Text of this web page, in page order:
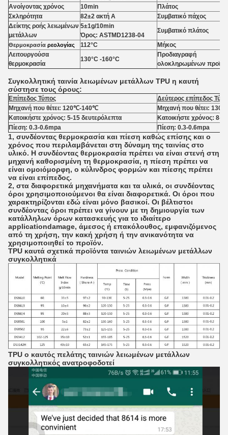
Ανοίγοντας χρόνος
10min
Πλάτος
Σκληρότητα
82±2 ακτή Α
Συμβατικό πάχος
Δείκτης ροής λειωμένων
μετάλλων
5±1g/10min
Όρος: ASTMD1238-04
Συμβατικό πλάτος
Θερμοκρασία ρεολογίας 112°C
Μήκος
Λειτουργούσα
θερμοκρασία
130°C -160°C
Προδιαγραφή
ολοκληρωμένων
Συγκολλητική ταινία λειωμένων μετάλλων TPU η καυτή
σύστησε τους όρους:
Επίπεδος Τύπος
Δεύτερος επίπεδος
Μηχανή που θέτει: 120℃-140℃
Μηχανή που θέτει:
Κατοικήστε χρόνος: 5-15 δευτερόλεπτα
Κατοικήστε χρόνος: 8-
Πίεση: 0.3-0.6mpa
Πίεση: 0.3-0.6mpa
1, συνδέοντας θερμοκρασία και πίεση καθώς επίσης και ο
χρόνος που περιλαμβάνεται στη δύναμη της ταινίας στο
υλικό. Η συνδέοντας θερμοκρασία πρέπει να είναι στενή στη
μηχανή καθορισμένη τη θερμοκρασία, η πίεση πρέπει να
είναι ομοιόμορφη, ο κύλινδρος φορμών και πίεσης πρέπει
να είναι επίπεδος.
2, στα διαφορετικά μηχανήματα και τα υλικά, οι συνδέοντας
όροι χρησιμοποιούμενοι θα είναι διαφορετικά. Οι όροι που
χαρακτηρίζονται εδώ είναι μόνο βασικοί. Οι βέλτιστοι
συνδέοντας όροι πρέπει να γίνουν με τη δημιουργία των
κατάλληλων όρων κατασκευής για το ιδιαίτερο
applicationdamage, άμεσος ή επακόλουθος, εμφανιζόμενος
από τη χρήση, την κακή χρήση ή την ανικανότητα να
χρησιμοποιηθεί το προϊόν.
TPU καυτά σχετικά προϊόντα ταινιών λειωμένων μετάλλων
συγκολλητικά
TPU ο καυτός πελάτης ταινιών λειωμένων μετάλλων
συγκολλητικός ανατροφοδοτεί